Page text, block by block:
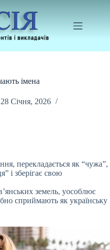
імена
28 Січня, 2026
перекладається як “чужа”,
і зберігає свою
земель, уособлює
сприймають як українську